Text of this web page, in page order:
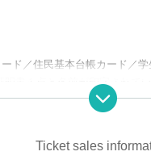
ド／住民基本台帳カード／
書１点と名前が印字されて
note that the Tickets will
the venue.
Ticket sales